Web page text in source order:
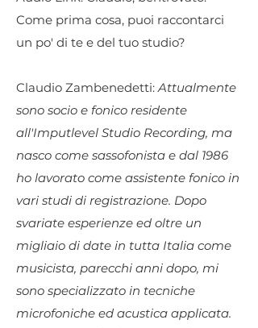
Come prima cosa, puoi raccontarci
un po' di te e del tuo studio?
Claudio Zambenedetti:Attualmente
sono socio e fonico residente
all'Imputlevel Studio Recording, ma
nasco come sassofonista e dal 1986
ho lavorato come assistente fonico in
vari studi di registrazione. Dopo
svariate esperienze ed oltre un
migliaio di date in tutta Italia come
musicista, parecchi anni dopo, mi
sono specializzato in tecniche
microfoniche ed acustica applicata.